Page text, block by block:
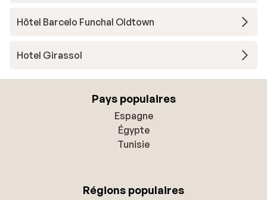
Hôtel Barcelo Funchal Oldtown
Hotel Girassol
Pays populaires
Espagne
Égypte
Tunisie
Régions populaires